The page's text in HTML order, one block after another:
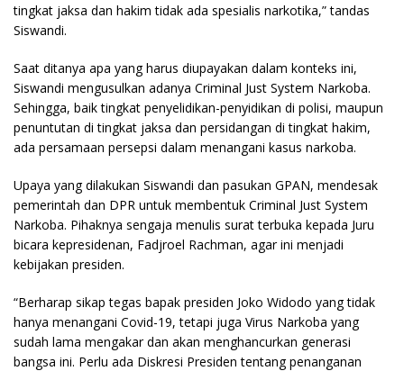
tingkat jaksa dan hakim tidak ada spesialis narkotika,” tandas
Siswandi.
Saat ditanya apa yang harus diupayakan dalam konteks ini,
Siswandi mengusulkan adanya Criminal Just System Narkoba.
Sehingga, baik tingkat penyelidikan-penyidikan di polisi, maupun
penuntutan di tingkat jaksa dan persidangan di tingkat hakim,
ada persamaan persepsi dalam menangani kasus narkoba.
Upaya yang dilakukan Siswandi dan pasukan GPAN, mendesak
pemerintah dan DPR untuk membentuk Criminal Just System
Narkoba. Pihaknya sengaja menulis surat terbuka kepada Juru
bicara kepresidenan, Fadjroel Rachman, agar ini menjadi
kebijakan presiden.
“Berharap sikap tegas bapak presiden Joko Widodo yang tidak
hanya menangani Covid-19, tetapi juga Virus Narkoba yang
sudah lama mengakar dan akan menghancurkan generasi
bangsa ini. Perlu ada Diskresi Presiden tentang penanganan